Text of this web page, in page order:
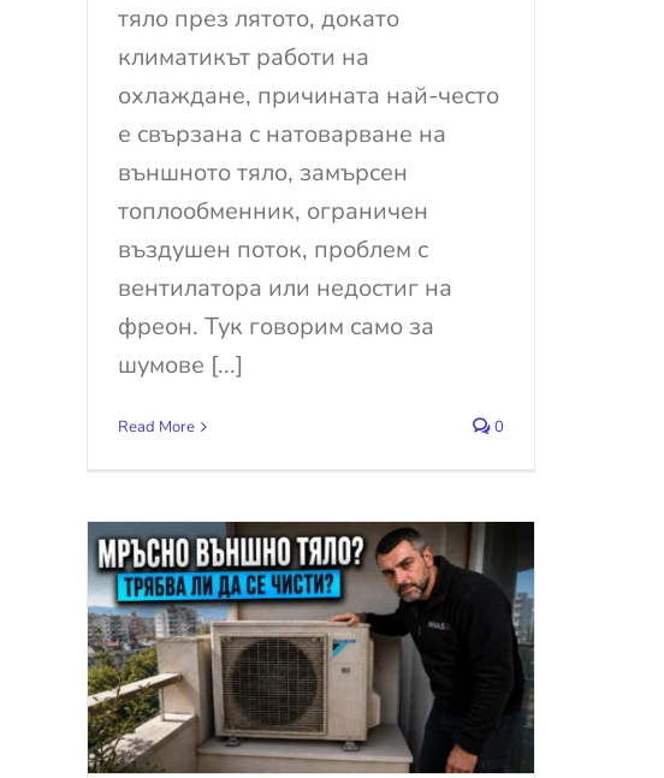
тяло през лятото, докато
климатикът работи на
охлаждане, причината най-често
е свързана с натоварване на
външното тяло, замърсен
топлообменник, ограничен
въздушен поток, проблем с
вентилатора или недостиг на
фреон. Тук говорим само за
шумове [...]
Read More 0